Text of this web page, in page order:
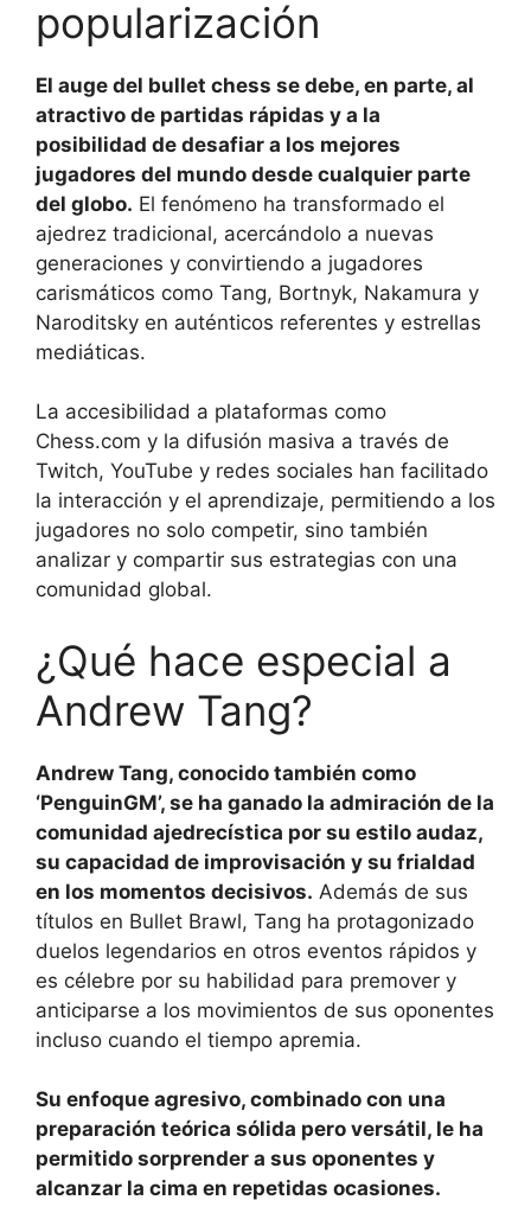
popularización
El auge del bullet chess se debe, en parte, al
atractivo de partidas rápidas y a la
posibilidad de desafiar a los mejores
jugadores del mundo desde cualquier parte
del globo. El fenómeno ha transformado el
ajedrez tradicional, acercándolo a nuevas
generaciones y convirtiendo a jugadores
carismáticos como Tang, Bortnyk, Nakamura y
Naroditsky en auténticos referentes y estrellas
mediáticas.
La accesibilidad a plataformas como
Chess.com y la difusión masiva a través de
Twitch, YouTube y redes sociales han facilitado
la interacción y el aprendizaje, permitiendo a los
jugadores no solo competir, sino también
analizar y compartir sus estrategias con una
comunidad global.
¿Qué hace especial a
Andrew Tang?
Andrew Tang, conocido también como
‘PenguinGM’, se ha ganado la admiración de la
comunidad ajedrecística por su estilo audaz,
su capacidad de improvisación y su frialdad
en los momentos decisivos. Además de sus
títulos en Bullet Brawl, Tang ha protagonizado
duelos legendarios en otros eventos rápidos y
es célebre por su habilidad para premover y
anticiparse a los movimientos de sus oponentes
incluso cuando el tiempo apremia.
Su enfoque agresivo, combinado con una
preparación teórica sólida pero versátil, le ha
permitido sorprender a sus oponentes y
alcanzar la cima en repetidas ocasiones.